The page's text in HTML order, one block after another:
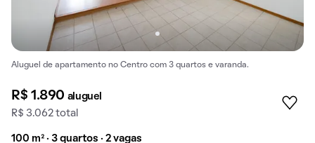
Aluguel de apartamento no Centro com 3 quartos e varanda.
R$ 1.890 aluguel
R$ 3.062 total
100 m² · 3 quartos · 2 vagas